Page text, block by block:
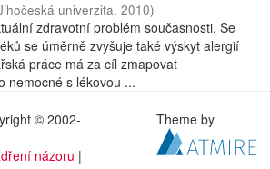
univerzita, 2010)
zdravotní problém současnosti. Se
se úměrně zvyšuje také výskyt alergií
práce má za cíl zmapovat
nemocné s lékovou ...
© 2002-
názoru |
Theme by